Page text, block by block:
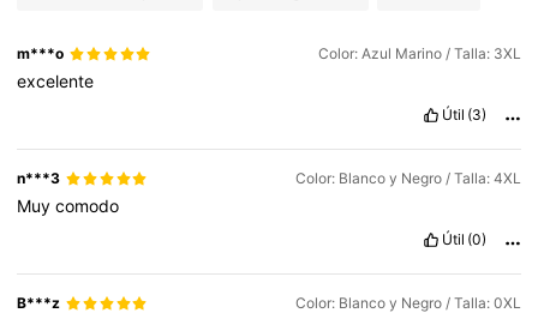
m***o Color: Azul Marino / Talla: 3XL
excelente
Útil (3)
n***3 Color: Blanco y Negro / Talla: 4XL
Muycomodo
Útil (0)
B***z Color: Blanco y Negro / Talla: 0XL